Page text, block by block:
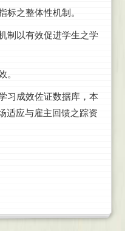
标之整体性机制。
制以有效促进学生之学
。
习成效佐证数据库，本
适应与雇主回馈之踪资